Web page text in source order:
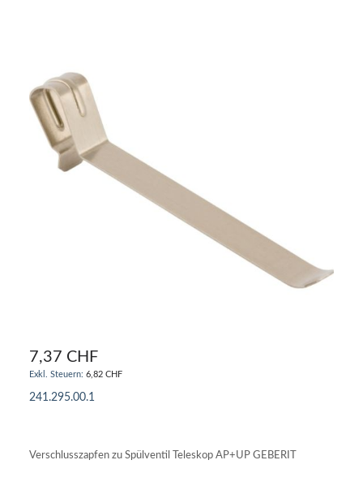
7,37 CHF
6,82 CHF
241.295.00.1
Verschlusszapfen zu Spülventil Teleskop AP+UP GEBERIT